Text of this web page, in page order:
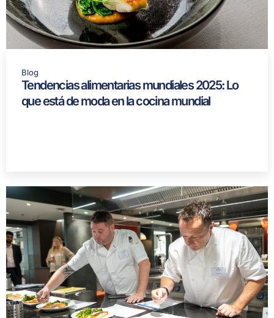
Blog
Tendencias alimentarias mundiales 2025: Lo
que está de moda en la cocina mundial